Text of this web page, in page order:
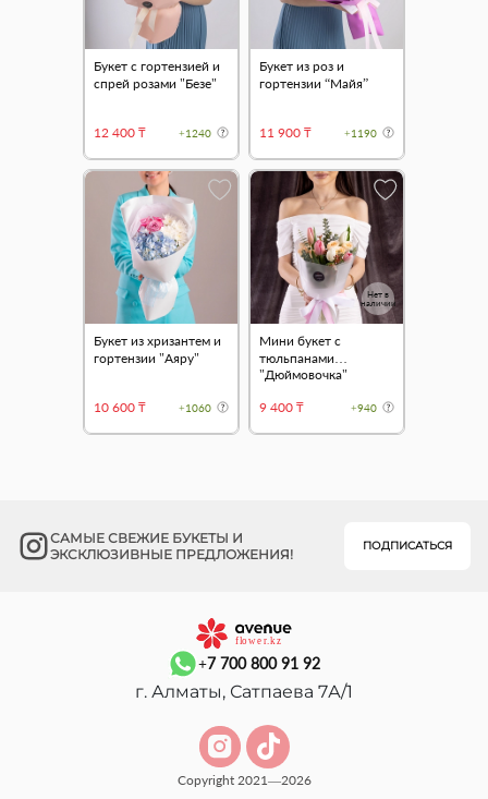
Букет с гортензией и
спрей розами "Безе"
12 400 ₸ +1240
Букет из роз и
гортензии “Майя”
11 900 ₸ +1190
Букет из хризантем и
гортензии "Аяру"
10 600 ₸ +1060
Нет в
наличии
Мини букет с
тюльпанами
"Дюймовочка"
9 400 ₸
+940
САМЫЕ СВЕЖИЕ БУКЕТЫ И
ЭКСКЛЮЗИВНЫЕ ПРЕДЛОЖЕНИЯ!
ПОДПИСАТЬСЯ
+7 700 800 91 92
г. Алматы, Сатпаева 7А/1
Copyright 2021—2026